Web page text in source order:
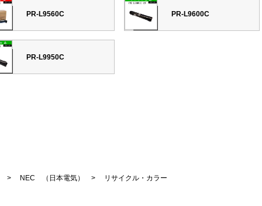
PR-L9560C PR-L9600C
PR-L9950C
> NEC （日本電気） > リサイクル・カラー